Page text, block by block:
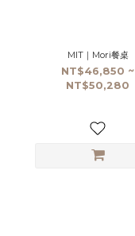
MIT｜Mori餐桌
NT$46,850 ~
NT$50,280